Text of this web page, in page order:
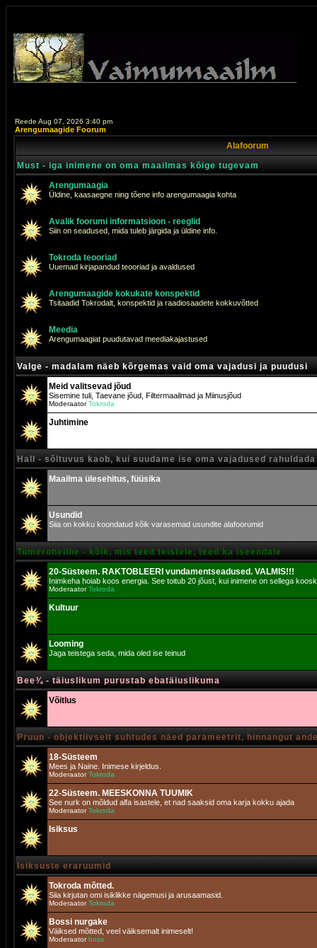
Reede Aug 07, 2026 3:40 pm
Arengumaagide Foorum
Alafoorum
Must - iga inimene on oma maailmas kõige tugevam
Arengumaagia
Üldine, kaasaegne ning tõene info arengumaagia kohta
Avalik foorumi informatsioon - reeglid
Siin on seadused, mida tuleb järgida ja üldine info.
Tokroda teooriad
Uuemad kirjapandud teooriad ja avaldused
Arengumaagide kokukate konspektid
Tsitaadid Tokrodalt, konspektid ja raadiosaadete kokkuvõtted
Meedia
Arengumaagiat puudutavad meediakajastused
Valge - madalam näeb kõrgemas vaid oma vajadusi ja puudusi
Meid valitsevad jõud
Sisemine tuli, Taevane jõud, Filtermaailmad ja Miinusjõud
ModeraatorTokroda
Juhtimine
Hall - sõltuvus kaob, kui suudame ise oma vajadused rahuldada
Maailma ülesehitus, füüsika
Usundid
Siia on kokku koondatud kõik varasemad usundite alafoorumid
Tumeroheline - kõik, mis teed teistele, teed ka iseendale
20-Süsteem. RAKTOBLEERI vundamentseadused. VALMIS!!!
Inimkeha hoiab koos energia. See toitub 20 jõust, kui inimene on sellega
ModeraatorTokroda
Kultuur
Looming
Jaga teistega seda, mida oled ise teinud
Bee¾ - täiuslikum purustab ebatäiuslikuma
Võitlus
Pruun - objektiivselt suhtudes näed parameetrit, hinnangut
18-Süsteem
Mees ja Naine. Inimese kirjeldus.
ModeraatorTokroda
22-Süsteem. MEESKONNA TUUMIK
See nurk on mõldud alfa isastele, et nad saaksid oma karja kokku ajada
ModeraatorTokroda
Isiksus
Isiksuste eraruumid
Tokroda mõtted.
Siia kirjutan omi isiklikke nägemusi ja arusaamasid.
ModeraatorTokroda
Bossi nurgake
Väiksed mõtted, veel väiksemalt inimeselt!
Moderaatorboss